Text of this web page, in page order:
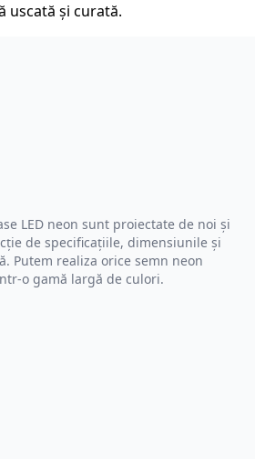
uscată și curată.
LED neon sunt proiectate de noi și
de specificațiile, dimensiunile și
Putem realiza orice semn neon
o gamă largă de culori.